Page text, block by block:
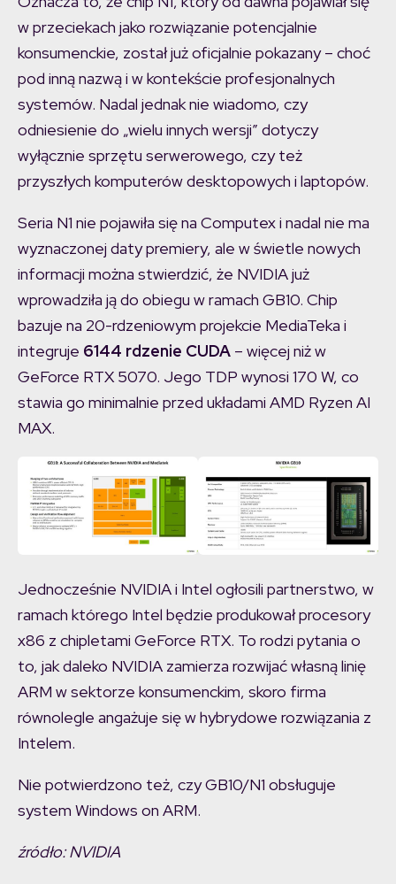
w przeciekach jako rozwiązanie potencjalnie
konsumenckie, został już oficjalnie pokazany – choć
pod inną nazwą i w kontekście profesjonalnych
systemów. Nadal jednak nie wiadomo, czy
odniesienie do „wielu innych wersji” dotyczy
wyłącznie sprzętu serwerowego, czy też
przyszłych komputerów desktopowych i laptopów.
Seria N1 nie pojawiła się na Computex i nadal nie ma
wyznaczonej daty premiery, ale w świetle nowych
informacji można stwierdzić, że NVIDIA już
wprowadziła ją do obiegu w ramach GB10. Chip
bazuje na 20-rdzeniowym projekcie MediaTeka i
integruje 6144 rdzenie CUDA – więcej niż w
GeForce RTX 5070. Jego TDP wynosi 170 W, co
stawia go minimalnie przed układami AMD Ryzen AI
MAX.
Jednocześnie NVIDIA i Intel ogłosili partnerstwo, w
ramach którego Intel będzie produkował procesory
x86 z chipletami GeForce RTX. To rodzi pytania o
to, jak daleko NVIDIA zamierza rozwijać własną linię
ARM w sektorze konsumenckim, skoro firma
równolegle angażuje się w hybrydowe rozwiązania z
Intelem.
Nie potwierdzono też, czy GB10/N1 obsługuje
system Windows on ARM.
źródło: NVIDIA